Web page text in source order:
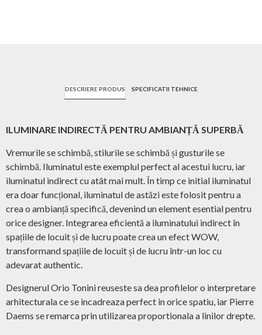
DESCRIERE PRODUS SPECIFICATII TEHNICE
ILUMINARE INDIRECTĂ PENTRU AMBIANȚĂ SUPERBĂ
Vremurile se schimbă, stilurile se schimbă și gusturile se
schimbă. Iluminatul este exemplul perfect al acestui lucru, iar
iluminatul indirect cu atât mai mult. În timp ce initial iluminatul
era doar funcțional, iluminatul de astăzi este folosit pentru a
crea o ambianță specifică, devenind un element esential pentru
orice designer. Integrarea eficientă a iluminatului indirect în
spațiile de locuit și de lucru poate crea un efect WOW,
transformand spațiile de locuit și de lucru într-un loc cu
adevarat authentic.
Designerul Orio Tonini reuseste sa dea profilelor o interpretare
arhitecturala ce se incadreaza perfect in orice spatiu, iar Pierre
Daems se remarca prin utilizarea proportionala a linilor drepte.